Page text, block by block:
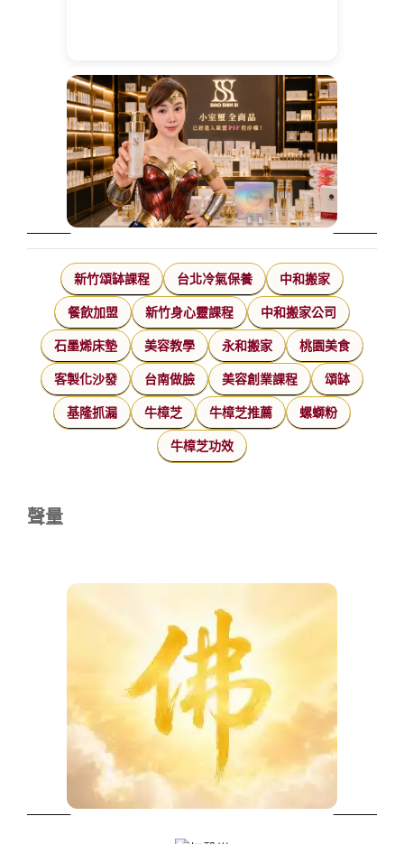
新竹頌缽課程 台北冷氣保養 中和搬家
餐飲加盟 新竹身心靈課程 中和搬家公司
石墨烯床墊 美容教學 永和搬家 桃園美食
客製化沙發 台南做臉 美容創業課程 頌缽
基隆抓漏 牛樟芝 牛樟芝推薦 螺螄粉
牛樟芝功效
聲量